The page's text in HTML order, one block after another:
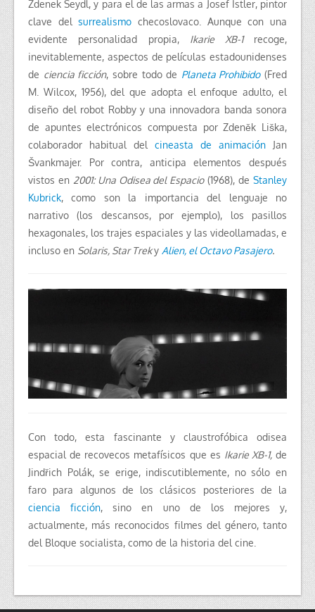
Zdenek Seydl, y para el de las armas a Josef Istler, pintor
clave delsurrealismo checoslovaco. Aunque con una
evidente personalidad propia, Ikarie XB-1recoge,
inevitablemente, aspectos de películas estadounidenses
de ciencia ficción, sobre todo de Planeta Prohibido(Fred
M. Wilcox, 1956), del que adopta el enfoque adulto, el
diseño del robot Robby y una innovadora banda sonora
de apuntes electrónicos compuesta por Zdeněk Liška,
colaborador habitual del cineasta de animación Jan
Švankmajer. Por contra, anticipa elementos después
vistos en 2001: Una Odisea del Espacio(1968), deStanley
Kubrick, como son la importancia del lenguaje no
narrativo (los descansos, por ejemplo), los pasillos
hexagonales, los trajes espaciales y las videollamadas, e
incluso en Solaris, Star Treky Alien, el Octavo Pasajero.
Con todo, esta fascinante y claustrofóbica odisea
espacial de recovecos metafísicos que es Ikarie XB-1,de
Jindřich Polák, se erige, indiscutiblemente, no sólo en
faro para algunos de los clásicos posteriores de la
ciencia ficción, sino en uno de los mejores y,
actualmente, más reconocidos filmes del género, tanto
del Bloque socialista, como de la historia del cine.